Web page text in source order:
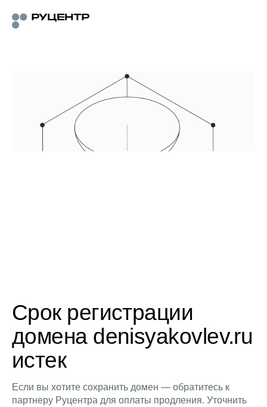
Срок регистрации
домена denisyakovlev.ru
истек
Если вы хотите сохранить домен — обратитесь к
партнеру Руцентра для оплаты продления. Уточнить